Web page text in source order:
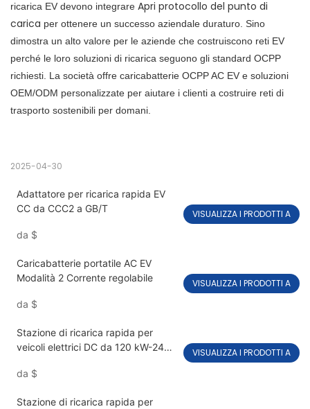
ricarica EV devono integrare Apri protocollo del punto di
carica per ottenere un successo aziendale duraturo. Sino
dimostra un alto valore per le aziende che costruiscono reti EV
perché le loro soluzioni di ricarica seguono gli standard OCPP
richiesti. La società offre caricabatterie OCPP AC EV e soluzioni
OEM/ODM personalizzate per aiutare i clienti a costruire reti di
trasporto sostenibili per domani.
2025-04-30
Adattatore per ricarica rapida EV
CC da CCC2 a GB/T
da $
VISUALIZZA I PRODOTTI A
Caricabatterie portatile AC EV
Modalità 2 Corrente regolabile
da $
VISUALIZZA I PRODOTTI A
Stazione di ricarica rapida per
veicoli elettrici DC da 120 kW-240
da $
VISUALIZZA I PRODOTTI A
Stazione di ricarica rapida per